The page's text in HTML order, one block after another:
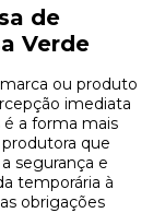
de
Verde
ou produto
imediata
a forma mais
que
segurança e
temporária à
obrigações